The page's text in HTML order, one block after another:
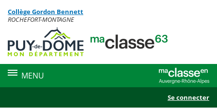
Menu de la rubrique
Contenu
Collège Gordon Bennett
ROCHEFORT-MONTAGNE
MENU
Se connecter